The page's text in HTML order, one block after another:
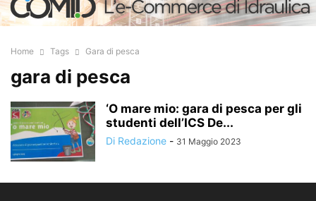
Home Tags Gara di pesca
gara di pesca
‘O mare mio: gara di pesca per gli
studenti dell’ICS De...
Di Redazione - 31 Maggio 2023